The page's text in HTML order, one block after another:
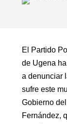
El Partido
de Ugena
a denunciar
sufre este
Gobierno
Fernández,